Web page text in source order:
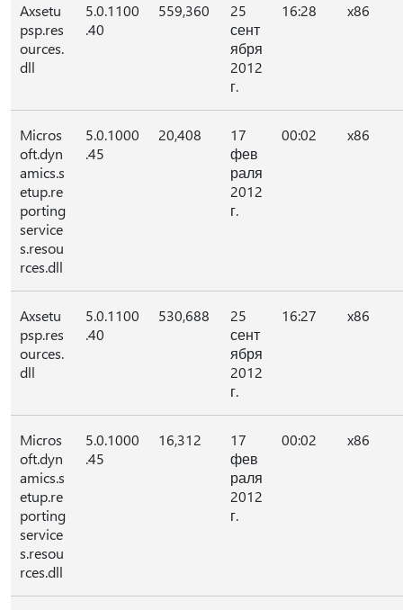
Axsetu
psp.res
ources.
dll
5.0.1100
.40
559,360
25
сент
ября
2012
г.
16:28 x86
Micros
oft.dyn
amics.s
etup.re
porting
service
s.resou
rces.dll
5.0.1000
.45
20,408
17
фев
раля
2012
г.
00:02 x86
Axsetu
psp.res
ources.
dll
5.0.1100
.40
530,688
25
сент
ября
2012
г.
16:27 x86
Micros
oft.dyn
amics.s
etup.re
porting
service
s.resou
rces.dll
5.0.1000
.45
16,312
17
фев
раля
2012
г.
00:02 x86